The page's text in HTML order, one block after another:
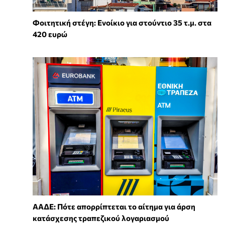
Φοιτητική στέγη: Ενοίκιο για στούντιο 35 τ.μ. στα
420 ευρώ
ΑΑΔΕ: Πότε απορρίπτεται το αίτημα για άρση
κατάσχεσης τραπεζικού λογαριασμού